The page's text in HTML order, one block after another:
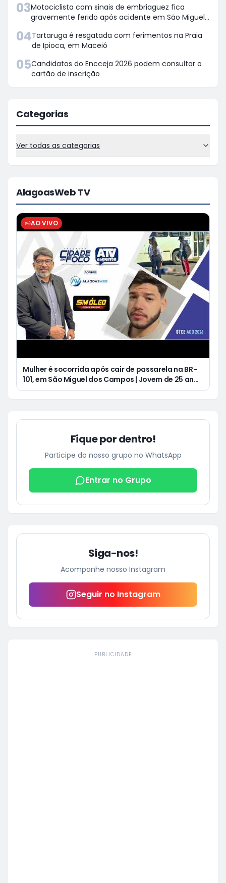
03Motociclista com sinais de embriaguez fica
gravemente ferido após acidente em São Miguel
04Tartaruga é resgatada com ferimentos na Praia
de Ipioca, em Maceió
05Candidatos do Encceja 2026 podem consultar o
cartão de inscrição
Categorias
Ver todas as categorias
AlagoasWeb TV
AO VIVO
Mulher é socorrida após cair de passarela na BR-
101, em São Miguel dos Campos | Jovem de 25 anos
morre após acidente de moto no Distrito
Fique por dentro!
Participe do nosso grupo no WhatsApp
Entrar no Grupo
Siga-nos!
Acompanhe nosso Instagram
Seguir no Instagram
PUBLICIDADE